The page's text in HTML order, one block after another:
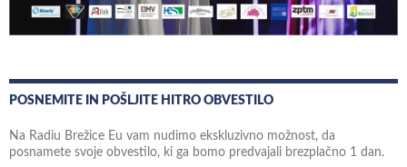
POSNEMITE IN POŠLJITE HITRO OBVESTILO
Na Radiu Brežice Eu vam nudimo ekskluzivno možnost, da
posnamete svoje obvestilo, ki ga bomo predvajali brezplačno 1 dan.